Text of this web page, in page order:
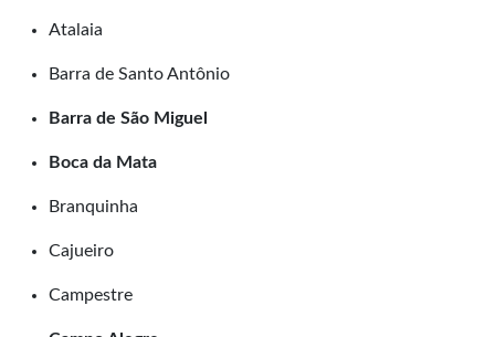
Atalaia
Barra de Santo Antônio
Barra de São Miguel
Boca da Mata
Branquinha
Cajueiro
Campestre